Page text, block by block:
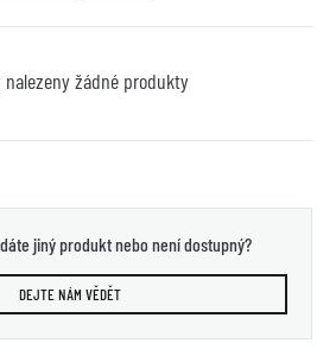
nalezeny žádné produkty
jiný produkt nebo není dostupný?
DEJTE NÁM VĚDĚT